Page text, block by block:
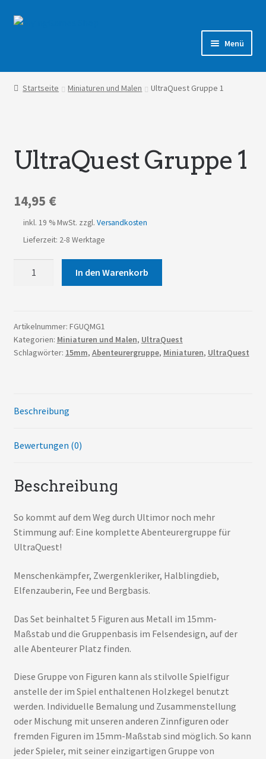
Zur
Zum
Menü
Shop
Startseite Miniaturen und Malen UltraQuest Gruppe 1
UltraQuest Gruppe 1
14,95 €
inkl. 19 % MwSt. zzgl. Versandkosten
Lieferzeit: 2-8 Werktage
In den Warenkorb
Artikelnummer: FGUQMG1
Kategorien: Miniaturen und Malen, UltraQuest
Schlagwörter: 15mm, Abenteurergruppe, Miniaturen, UltraQuest
Beschreibung
Bewertungen (0)
Beschreibung
So kommt auf dem Weg durch Ultimor noch mehr
Stimmung auf: Eine komplette Abenteurergruppe für
UltraQuest!
Menschenkämpfer, Zwergenkleriker, Halblingdieb,
Elfenzauberin, Fee und Bergbasis.
Das Set beinhaltet 5 Figuren aus Metall im 15mm-
Maßstab und die Gruppenbasis im Felsendesign, auf der
alle Abenteurer Platz finden.
Diese Gruppe von Figuren kann als stilvolle Spielfigur
anstelle der im Spiel enthaltenen Holzkegel benutzt
werden. Individuelle Bemalung und Zusammenstellung
oder Mischung mit unseren anderen Zinnfiguren oder
fremden Figuren im 15mm-Maßstab sind möglich. So kann
jeder Spieler, mit seiner einzigartigen Gruppe von